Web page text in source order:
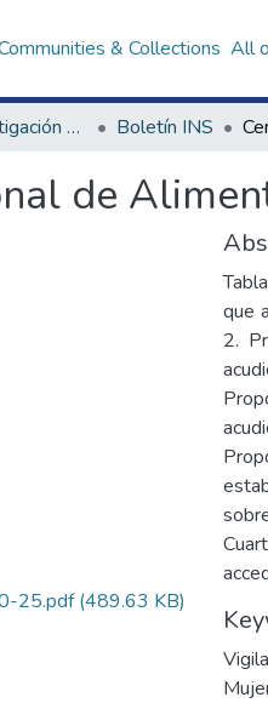
& Collections All
Dirección de Investigación e Innovación en Salud Boletín INS
de
25.pdf(489.63 KB)
que
2.